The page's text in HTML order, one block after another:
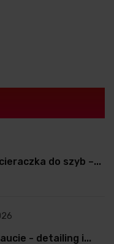
do szyb –...
- detailing i...